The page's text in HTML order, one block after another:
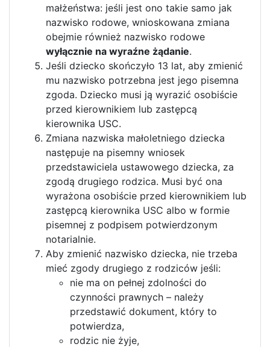
małżeństwa: jeśli jest ono takie samo jak
nazwisko rodowe, wnioskowana zmiana
obejmie również nazwisko rodowe
wyłącznie na wyraźne żądanie.
Jeśli dziecko skończyło 13 lat, aby zmienić
mu nazwisko potrzebna jest jego pisemna
zgoda. Dziecko musi ją wyrazić osobiście
przed kierownikiem lub zastępcą
kierownika USC.
Zmiana nazwiska małoletniego dziecka
następuje na pisemny wniosek
przedstawiciela ustawowego dziecka, za
zgodą drugiego rodzica. Musi być ona
wyrażona osobiście przed kierownikiem lub
zastępcą kierownika USC albo w formie
pisemnej z podpisem potwierdzonym
notarialnie.
Aby zmienić nazwisko dziecka, nie trzeba
mieć zgody drugiego z rodziców jeśli:
nie ma on pełnej zdolności do
czynności prawnych – należy
przedstawić dokument, który to
potwierdza,
rodzic nie żyje,